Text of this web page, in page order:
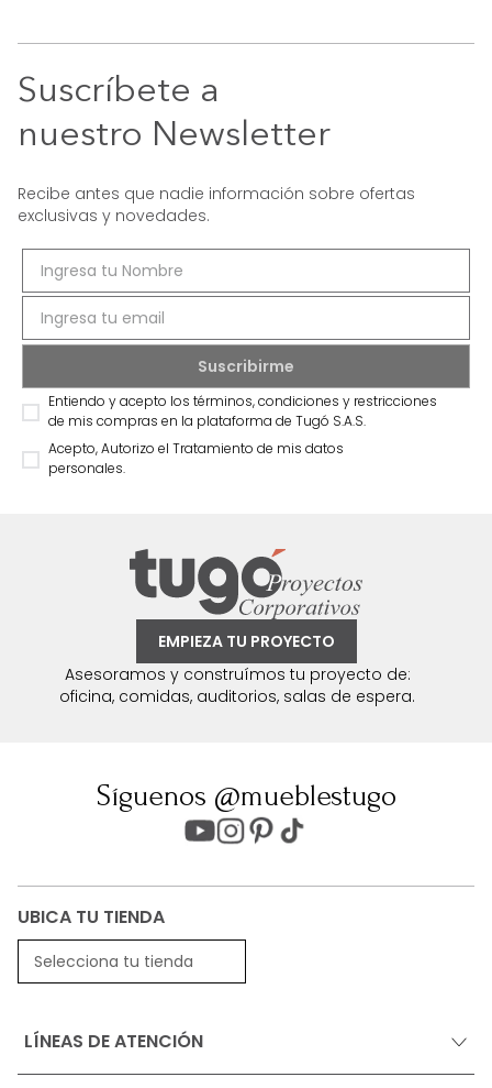
Suscríbete a
nuestro Newsletter
Recibe antes que nadie información sobre ofertas
exclusivas y novedades.
Entiendo y acepto los términos, condiciones y restricciones
de mis compras en la plataforma de Tugó S.A.S.
Acepto, Autorizo el Tratamiento de mis datos
personales.
EMPIEZA TU PROYECTO
Asesoramos y construímos tu proyecto de:
oficina, comidas, auditorios, salas de espera.
Síguenos @mueblestugo
UBICA TU TIENDA
Selecciona tu tienda
LÍNEAS DE ATENCIÓN